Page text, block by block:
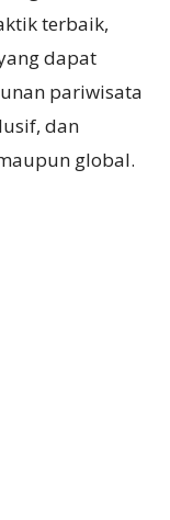
terbaik,
dapat
pariwisata
dan
global.